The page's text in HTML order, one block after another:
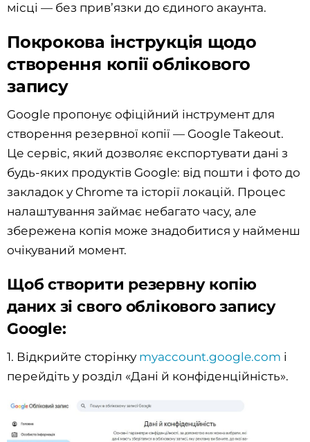
місці — без прив’язки до єдиного акаунта.
Покрокова інструкція щодо
створення копії облікового
запису
Google пропонує офіційний інструмент для
створення резервної копії — Google Takeout.
Це сервіс, який дозволяє експортувати дані з
будь-яких продуктів Google: від пошти і фото до
закладок у Chrome та історії локацій. Процес
налаштування займає небагато часу, але
збережена копія може знадобитися у найменш
очікуваний момент.
Щоб створити резервну копію
даних зі свого облікового запису
Google:
1. Відкрийте сторінку myaccount.google.com і
перейдіть у розділ «Дані й конфіденційність».